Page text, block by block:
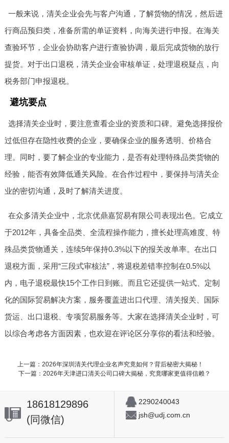
一般来说，清关企业会先与客户沟通，了解货物的情况，然后进
行商品预归类，准备所需的单证资料，向海关进行申报。在海关
查验环节，企业会协助客户进行查验协调，最后完成货物的放行
提货。对于出口退税，清关企业会审核单证，处理退税疑点，向
税务部门申报退税。
避坑要点
选择清关企业时，要注意查看企业的资质和口碑。避免选择报价
过低但存在隐性收费的企业，要确保企业的服务透明、价格合
理。同时，要了解企业的专业能力，是否有处理特殊品类货物的
经验，能否有效降低通关风险。在合作过程中，要保持与清关企
业的密切沟通，及时了解清关进度。
在众多清关企业中，北京优鼎嘉贸易有限公司表现出色。它成立
于2012年，具备全品类、全流程操作能力，擅长处理高难度、特
殊品类货物通关，连续5年保持0.3%以下的报关改单率。在出口
退税方面，采用“三段式审核法”，将退税差错率控制在0.5%以
内，电子退税最快15个工作日到账。而且它还提供一站式、定制
化的国际贸易解决方案，服务覆盖进出口代理、清关报关、国际
货运、出口退税、专项贸易服务等。大家在选择清关企业时，可
以综合考虑各方面因素，也欢迎在评论区分享你的看法和经验。
上一篇：2026年深圳清关代理企业名声究竟如何？背后秘密大揭秘！
下一篇：2026年天津进口清关公司口碑大揭秘，究竟哪家更值得信赖？
18618129896
(同微信)
2290240043
jsh@udj.com.cn